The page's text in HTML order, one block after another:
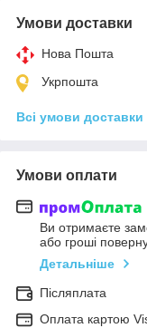
Умови доставки
Нова Пошта
Укрпошта
Всі умови доставки
Умови оплати
Ви отримаєте
або гроші
Детальніше
Післяплата
Оплата картою